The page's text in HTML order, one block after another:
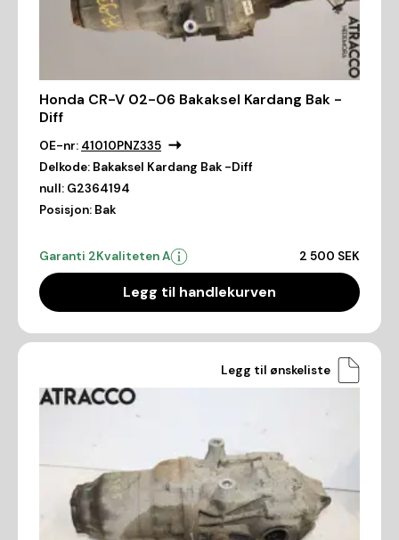
Honda CR-V 02-06 Bakaksel Kardang Bak -
Diff
OE-nr: 41010PNZ335
Delkode: Bakaksel Kardang Bak -Diff
null: G2364194
Posisjon: Bak
Garanti 2Kvaliteten A 2 500 SEK
Legg til handlekurven
Legg til ønskeliste